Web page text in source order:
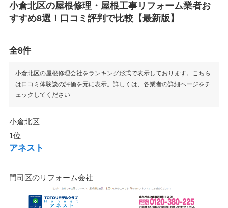
小倉北区の屋根修理・屋根工事リフォーム業者お
すすめ8選！口コミ評判で比較【最新版】
全8件
小倉北区の屋根修理会社をランキング形式で表示しております。こちら
は口コミ体験談の評価を元に表示。詳しくは、各業者の詳細ページをチ
ェックしてください
小倉北区
1位
アネスト
門司区のリフォーム会社